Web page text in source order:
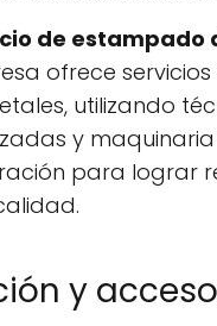
de estampado
ofrece
utilizando
y
para lograr
y